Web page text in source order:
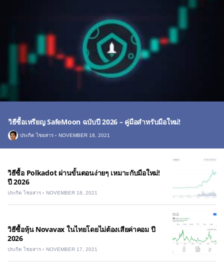
วิธีซื้อเหรียญ SafeMoon ฉบับปี 2026 – คู่มือสำหรับมือใหม่!
ประกิต ไชยสาร NOVEMBER 18, 2021
วิธีซื้อ Polkadot ผ่านขั้นตอนง่ายๆ เหมาะกับมือใหม่!
ปี 2026
ประกิต ไชยสาร NOVEMBER 18, 2021
วิธีซื้อหุ้น Novavax ในไทยโดยไม่ต้องเสียค่าคอม ปี
2026
ประกิต ไชยสาร NOVEMBER 17, 2021